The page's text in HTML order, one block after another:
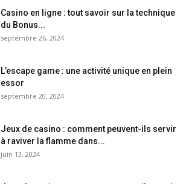
Casino en ligne : tout savoir sur la technique
du Bonus...
septembre 26, 2024
L’escape game : une activité unique en plein
essor
septembre 20, 2024
Jeux de casino : comment peuvent-ils servir
à raviver la flamme dans...
juin 13, 2024